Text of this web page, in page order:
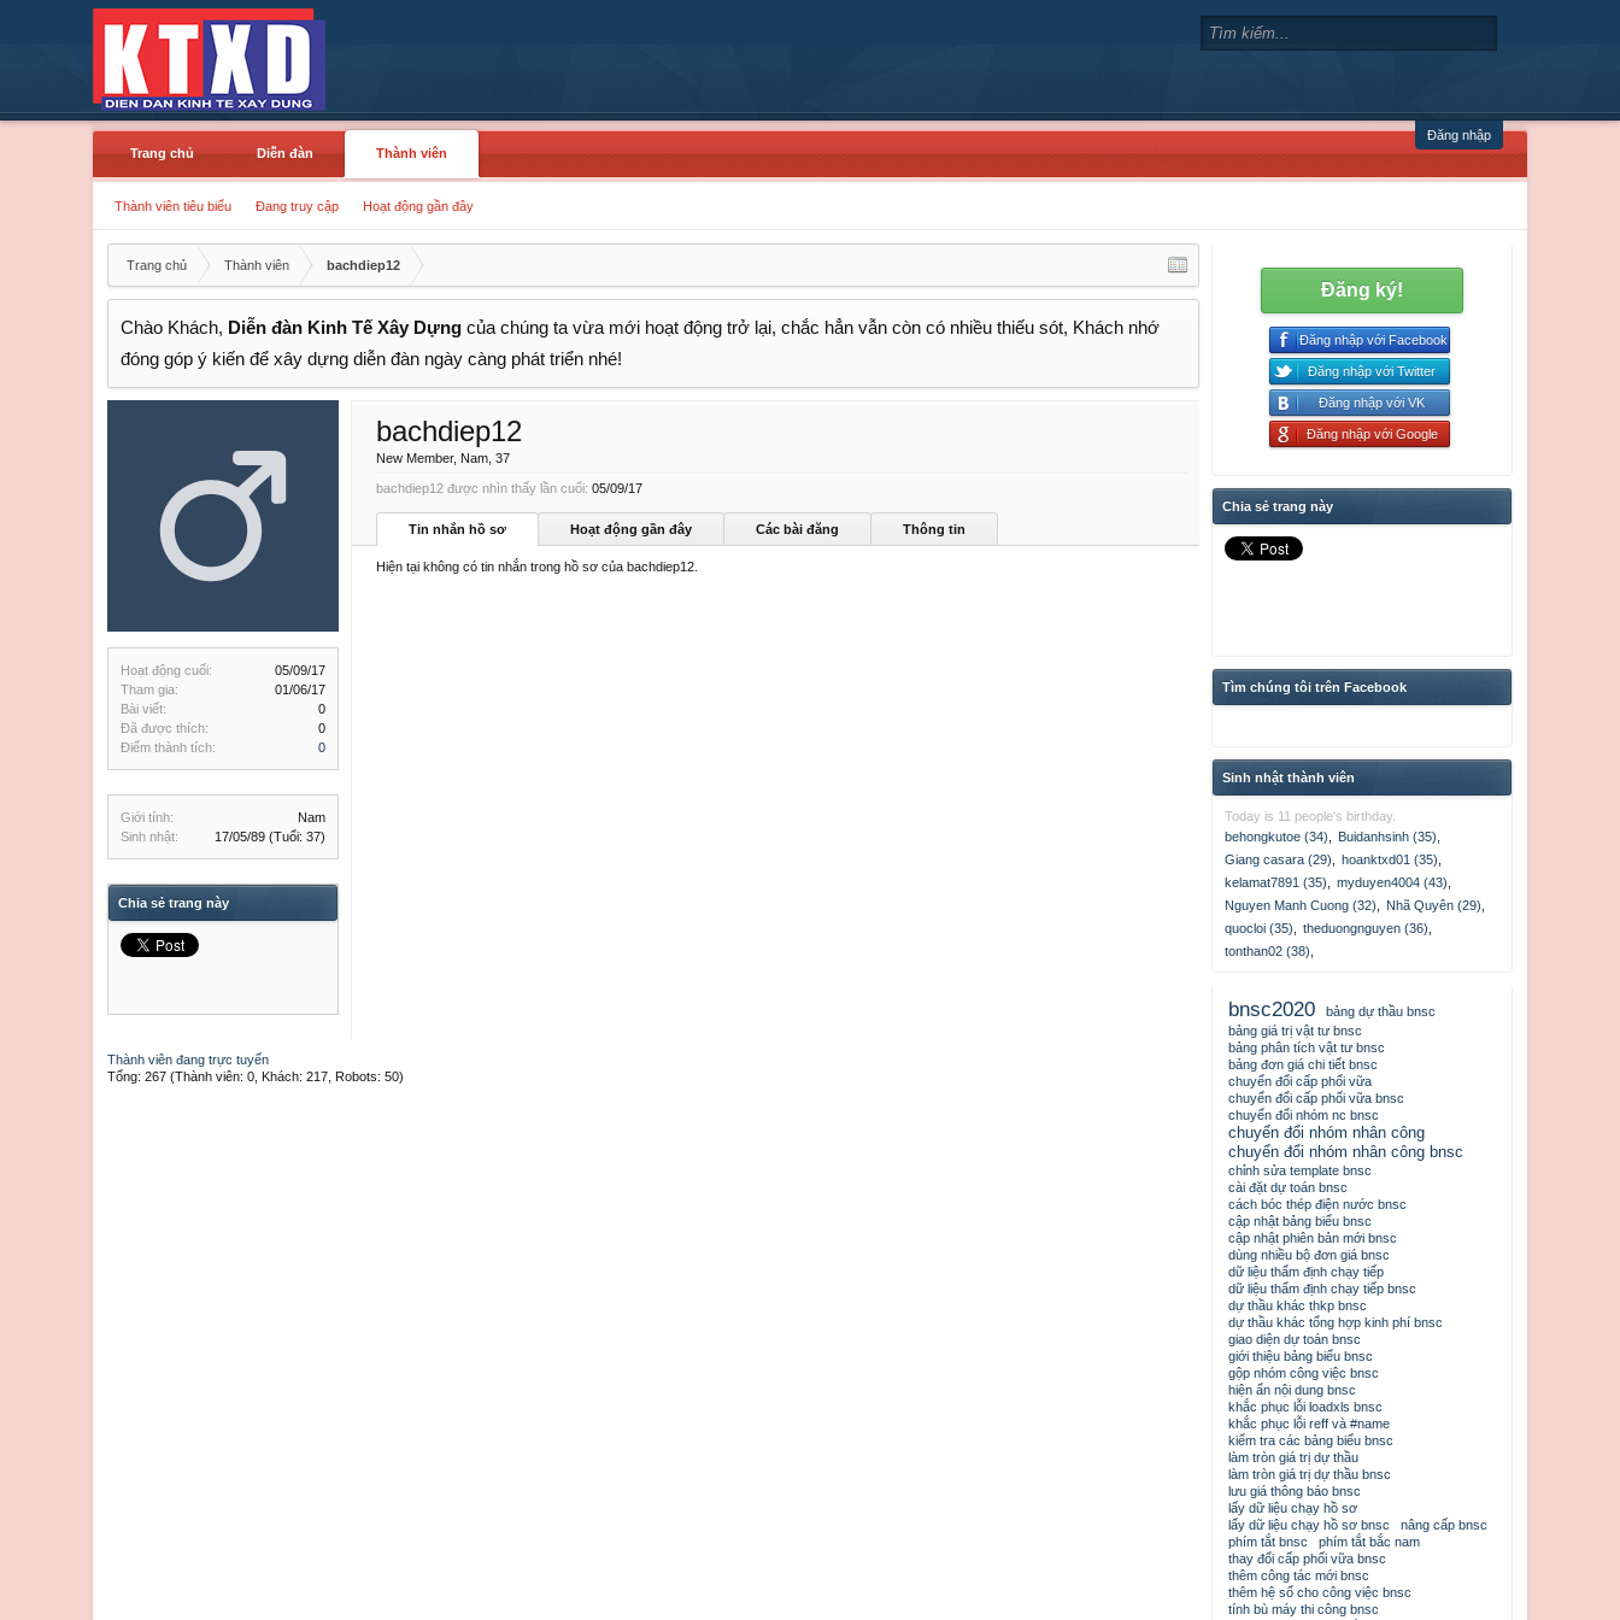
Đăng nhập
Trang chủ
Diễn đàn Thành viên
Thành viên tiêu biểu Đang truy cập Hoạt động gần đây
Trang chủ Thành viên bachdiep12
Chào Khách, Diễn đàn Kinh Tế Xây Dựng của chúng ta vừa mới hoạt động trở lại, chắc hẳn vẫn còn có nhiều thiếu sót, Khách nhớ
đóng góp ý kiến để xây dựng diễn đàn ngày càng phát triển nhé!
Hoạt động cuối:
05/09/17
Tham gia:
01/06/17
Bài viết:
0
Đã được thích:
0
Điểm thành tích:
0
Giới tính:
Nam
Sinh nhật:
17/05/89 (Tuổi: 37)
Chia sẻ trang này
bachdiep12
New Member, Nam, 37
bachdiep12 được nhìn thấy lần cuối: 05/09/17
Tin nhắn hồ sơ Hoạt động gần đây Các bài đăng Thông tin
Hiện tại không có tin nhắn trong hồ sơ của bachdiep12.
Thành viên đang trực tuyến
Tổng: 267 (Thành viên: 0, Khách: 217, Robots: 50)
Đăng ký!
Đăng nhập với Facebook
Đăng nhập với Twitter
Đăng nhập với VK
Đăng nhập với Google
Chia sẻ trang này
Tìm chúng tôi trên Facebook
Sinh nhật thành viên
Today is 11 people's birthday.
behongkutoe (34)
Buidanhsinh (35)
Giang casara (29)
hoanktxd01 (35)
kelamat7891 (35)
myduyen4004 (43)
Nguyen Manh Cuong (32)
Nhã Quyên (29)
quocloi (35)
theduongnguyen (36)
tonthan02 (38)
bnsc2020
bảng dự thầu bnsc
bảng giá trị vật tư bnsc
bảng phân tích vật tư bnsc
bảng đơn giá chi tiết bnsc
chuyển đổi cấp phối vữa
chuyển đổi cấp phối vữa bnsc
chuyển đổi nhóm nc bnsc
chuyển đổi nhóm nhân công
chuyển đổi nhóm nhân công bnsc
chỉnh sửa template bnsc
cài đặt dự toán bnsc
cách bóc thép điện nước bnsc
cập nhật bảng biểu bnsc
cập nhật phiên bản mới bnsc
dùng nhiều bộ đơn giá bnsc
dữ liệu thẩm định chạy tiếp
dữ liệu thẩm định chạy tiếp bnsc
dự thầu khác thkp bnsc
dự thầu khác tổng hợp kinh phí bnsc
giao diện dự toán bnsc
giới thiệu bảng biểu bnsc
gộp nhóm công việc bnsc
hiện ẩn nội dung bnsc
khắc phục lỗi loadxls bnsc
khắc phục lỗi reff và #name
kiểm tra các bảng biểu bnsc
làm tròn giá trị dự thầu
làm tròn giá trị dự thầu bnsc
lưu giá thông báo bnsc
lấy dữ liệu chạy hồ sơ
lấy dữ liệu chạy hồ sơ bnsc
nâng cấp bnsc
phím tắt bnsc
phím tắt bắc nam
thay đổi cấp phối vữa bnsc
thêm công tác mới bnsc
thêm hệ số cho công việc bnsc
tính bù máy thi công bnsc